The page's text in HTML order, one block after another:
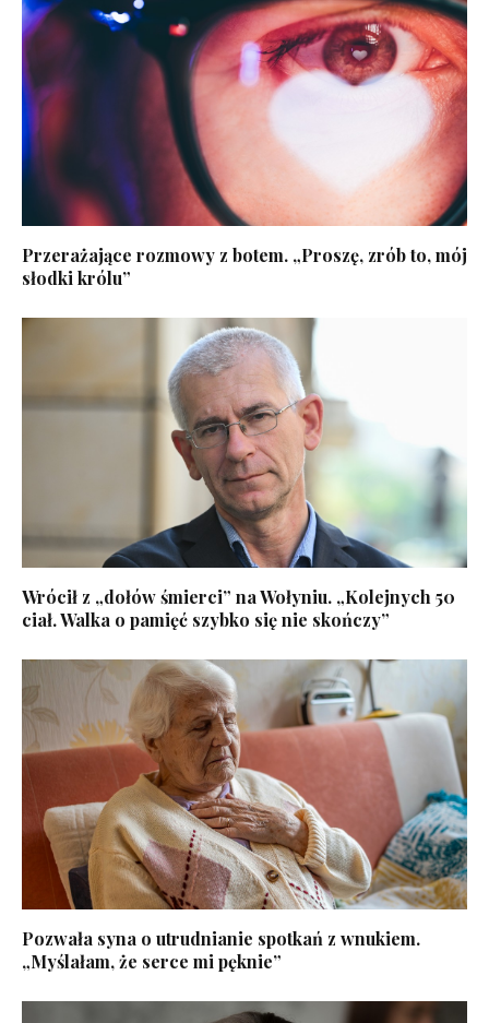
Przerażające rozmowy z botem. „Proszę, zrób to, mój
słodki królu”
Wrócił z „dołów śmierci” na Wołyniu. „Kolejnych 50
ciał. Walka o pamięć szybko się nie skończy”
Pozwała syna o utrudnianie spotkań z wnukiem.
„Myślałam, że serce mi pęknie”